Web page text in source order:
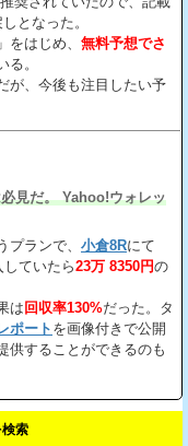
となった。
」をはじめ、 無料予想でさ
る。
が、今後も注目したい予
見だ。 Yahoo!ウォレッ
プランで、 小倉8Rにて
ていたら23万 8350円の
は回収率130%だった。タ
ポート を画像付きで公開
供することができるのも
索